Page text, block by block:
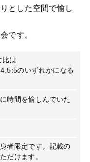
とした空間で愉し
です。
比は
のいずれかになる
時間を愉しんでいた
者限定です。記載の
だけます。